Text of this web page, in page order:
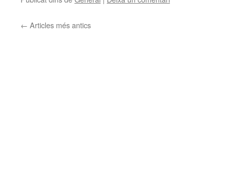
← Articles més antics